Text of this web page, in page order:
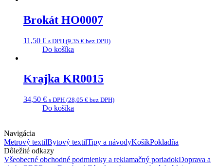
Brokát HO0007
11,50 € s DPH (9,35 € bez DPH)
Do košíka
Krajka KR0015
34,50 € s DPH (28,05 € bez DPH)
Do košíka
Navigácia
Metrový textilBytový textilTipy a návodyKošíkPokladňa
Dôležité odkazy
Všeobecné obchodné podmienky a reklamačný poriadokDoprava a